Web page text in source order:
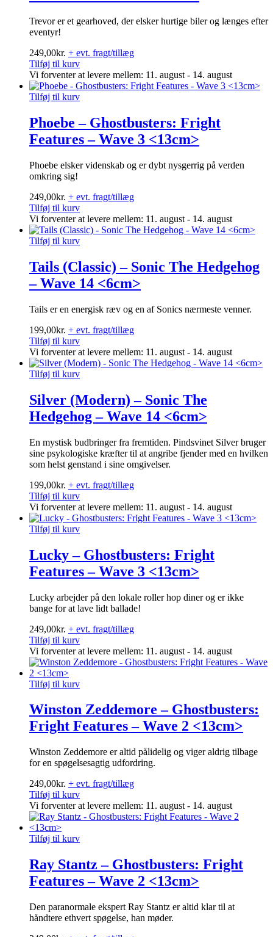
Trevor er et gearhoved, der elsker hurtige biler og længes efter
eventyr!
249,00kr. + evt. fragt/tillæg
Tilføj til kurv
Vi forventer at levere mellem: 11. august - 14. august
Tilføj til kurv
Phoebe – Ghostbusters: Fright
Features – Wave 3 <13cm>
Phoebe elsker videnskab og er dybt nysgerrig på verden
omkring sig!
249,00kr. + evt. fragt/tillæg
Tilføj til kurv
Vi forventer at levere mellem: 11. august - 14. august
Tilføj til kurv
Tails (Classic) – Sonic The Hedgehog
– Wave 14 <6cm>
Tails er en energisk ræv og en af Sonics nærmeste venner.
199,00kr. + evt. fragt/tillæg
Tilføj til kurv
Vi forventer at levere mellem: 11. august - 14. august
Tilføj til kurv
Silver (Modern) – Sonic The
Hedgehog – Wave 14 <6cm>
En mystisk budbringer fra fremtiden. Pindsvinet Silver bruger
sine psykologiske kræfter til at angribe fjender med en hvilken
som helst genstand i sine omgivelser.
199,00kr. + evt. fragt/tillæg
Tilføj til kurv
Vi forventer at levere mellem: 11. august - 14. august
Tilføj til kurv
Lucky – Ghostbusters: Fright
Features – Wave 3 <13cm>
Lucky arbejder på den lokale roller hop diner og er ikke
bange for at lave lidt ballade!
249,00kr. + evt. fragt/tillæg
Tilføj til kurv
Vi forventer at levere mellem: 11. august - 14. august
Tilføj til kurv
Winston Zeddemore – Ghostbusters:
Fright Features – Wave 2 <13cm>
Winston Zeddemore er altid pålidelig og viger aldrig tilbage
for en spøgelsesagtig udfordring.
249,00kr. + evt. fragt/tillæg
Tilføj til kurv
Vi forventer at levere mellem: 11. august - 14. august
Tilføj til kurv
Ray Stantz – Ghostbusters: Fright
Features – Wave 2 <13cm>
Den paranormale ekspert Ray Stantz er altid klar til at
håndtere ethvert spøgelse, han møder.